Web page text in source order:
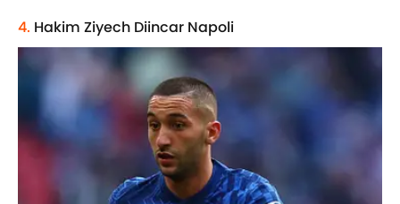
4. Hakim Ziyech Diincar Napoli